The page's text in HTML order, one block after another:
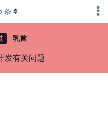
乳首
发有关问题
条